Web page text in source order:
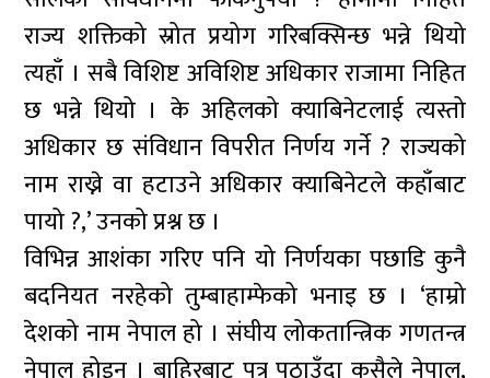
राज्य शक्तिको स्रोत प्रयोग गरिबक्सिन्छ भन्ने थियो
त्यहाँ । सबै विशिष्ट अविशिष्ट अधिकार राजामा निहित
छ भन्ने थियो । के अहिलको क्याबिनेटलाई त्यस्तो
अधिकार छ संविधान विपरीत निर्णय गर्ने ? राज्यको
नाम राख्ने वा हटाउने अधिकार क्याबिनेटले कहाँबाट
पायो ?,’ उनको प्रश्न छ ।
विभिन्न आशंका गरिए पनि यो निर्णयका पछाडि कुनै
बदनियत नरहेको तुम्बाहाम्फेको भनाइ छ । ‘हाम्रो
देशको नाम नेपाल हो । संघीय लोकतान्त्रिक गणतन्त्र